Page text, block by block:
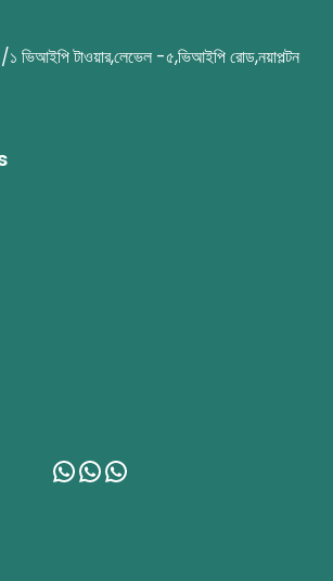
ভিআইপি টাওয়ার,লেভেল -৫,ভিআইপি রোড,নয়াপল্টন
WhatsApp
WhatsApp
WhatsApp